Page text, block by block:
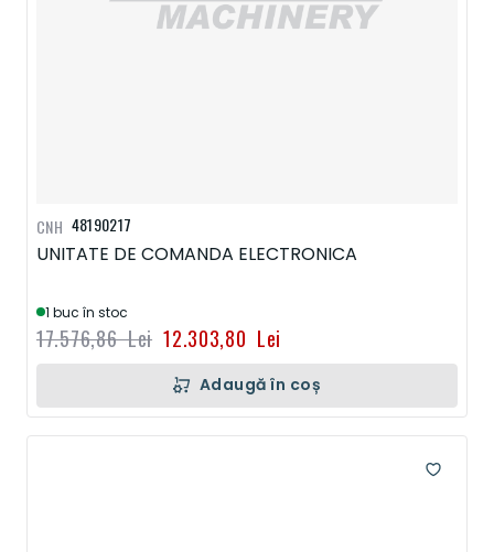
48190217
UNITATE DE COMANDA ELECTRONICA
1 buc în stoc
12.303,80 Lei
17.576,86 Lei
CNH
Adaugă în coș